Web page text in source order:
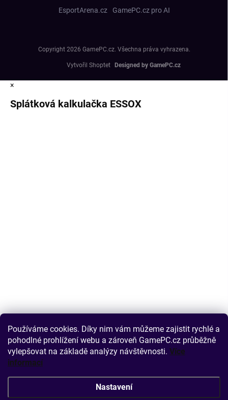
Používáme cookies. Díky nim vám můžeme zajistit rychlé a
pohodlné prohlížení webu a zároveň GamePC.cz průběžně
vylepšovat na základě analýzy návštěvnosti. Více
informací
Nastavení
EsportArena.cz GamePC.cz pro AI
Vytvořil Shoptet
Copyright 2026 GamePC.cz. Všechna práva vyhrazena.
×
Splátková kalkulačka ESSOX